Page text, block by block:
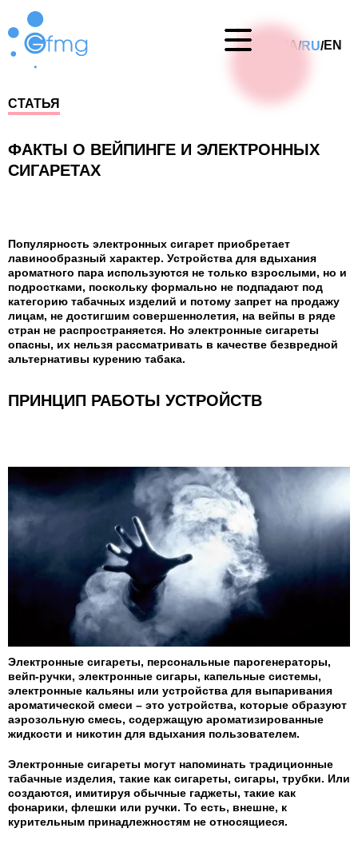
UA/RU/EN
СТАТЬЯ
ФАКТЫ О ВЕЙПИНГЕ И ЭЛЕКТРОННЫХ
СИГАРЕТАХ
Популярность электронных сигарет приобретает
лавинообразный характер. Устройства для вдыхания
ароматного пара используются не только взрослыми, но и
подростками, поскольку формально не подпадают под
категорию табачных изделий и потому запрет на продажу
лицам, не достигшим совершеннолетия, на вейпы в ряде
стран не распространяется. Но электронные сигареты
опасны, их нельзя рассматривать в качестве безвредной
альтернативы курению табака.
ПРИНЦИП РАБОТЫ УСТРОЙСТВ
Электронные сигареты, персональные парогенераторы,
вейп-ручки, электронные сигары, капельные системы,
электронные кальяны или устройства для выпаривания
ароматической смеси – это устройства, которые образуют
аэрозольную смесь, содержащую ароматизированные
жидкости и никотин для вдыхания пользователем.
Электронные сигареты могут напоминать традиционные
табачные изделия, такие как сигареты, сигары, трубки. Или
создаются, имитируя обычные гаджеты, такие как
фонарики, флешки или ручки. То есть, внешне, к
курительным принадлежностям не относящиеся.